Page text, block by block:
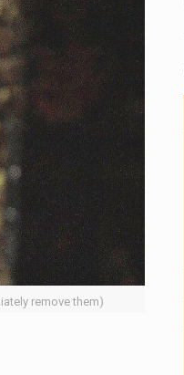
remove them)